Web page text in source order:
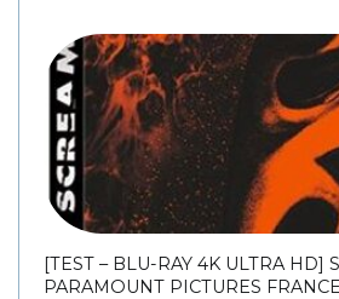
[TEST – BLU-RAY 4K ULTRA HD]
PARAMOUNT PICTURES FRANCE